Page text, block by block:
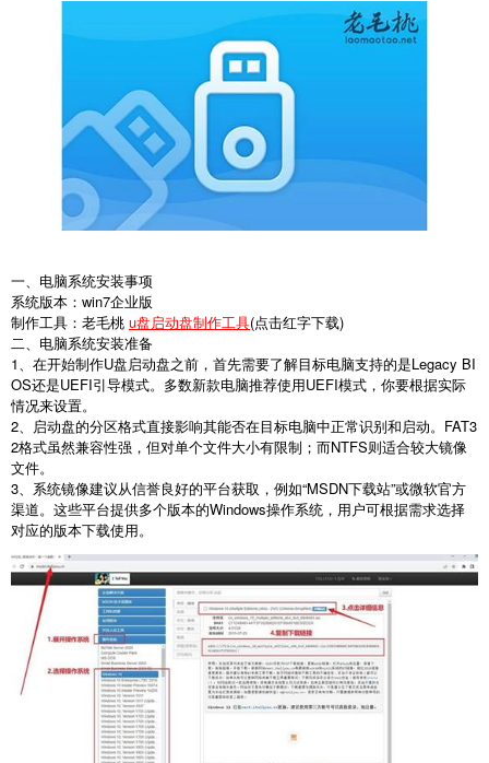
一、电脑系统安装事项
系统版本：win7企业版
制作工具：老毛桃 u盘启动盘制作工具(点击红字下载)
二、电脑系统安装准备
1、在开始制作U盘启动盘之前，首先需要了解目标电脑支持的是Legacy BI
OS还是UEFI引导模式。多数新款电脑推荐使用UEFI模式，你要根据实际
情况来设置。
2、启动盘的分区格式直接影响其能否在目标电脑中正常识别和启动。FAT3
2格式虽然兼容性强，但对单个文件大小有限制；而NTFS则适合较大镜像
文件。
3、系统镜像建议从信誉良好的平台获取，例如“MSDN下载站”或微软官方
渠道。这些平台提供多个版本的Windows操作系统，用户可根据需求选择
对应的版本下载使用。